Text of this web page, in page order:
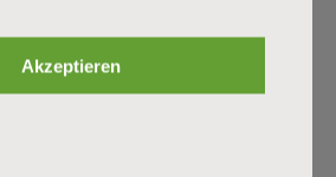
Akzeptieren
FÜR
DRAUSSEN